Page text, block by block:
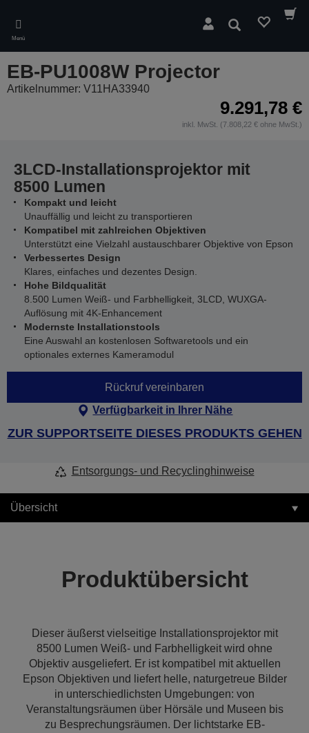
main
content
Menü
Suchen
EB-PU1008W Projector
Artikelnummer: V11HA33940
9.291,78 €
inkl. MwSt. (7.808,22 € ohne MwSt.)
3LCD-Installationsprojektor mit
8500 Lumen
Kompakt und leicht
Unauffällig und leicht zu transportieren
Kompatibel mit zahlreichen Objektiven
Unterstützt eine Vielzahl austauschbarer Objektive von Epson
Verbessertes Design
Klares, einfaches und dezentes Design.
Hohe Bildqualität
8.500 Lumen Weiß- und Farbhelligkeit, 3LCD, WUXGA-
Auflösung mit 4K-Enhancement
Modernste Installationstools
Eine Auswahl an kostenlosen Softwaretools und ein
optionales externes Kameramodul
Rückruf vereinbaren
Verfügbarkeit in Ihrer Nähe
ZUR SUPPORTSEITE DIESES PRODUKTS GEHEN
Entsorgungs- und Recyclinghinweise
Übersicht
Produktübersicht
Dieser äußerst vielseitige Installationsprojektor mit
8500 Lumen Weiß- und Farbhelligkeit wird ohne
Objektiv ausgeliefert. Er ist kompatibel mit aktuellen
Epson Objektiven und liefert helle, naturgetreue Bilder
in unterschiedlichsten Umgebungen: von
Veranstaltungsräumen über Hörsäle und Museen bis
zu Besprechungsräumen. Der lichtstarke EB-